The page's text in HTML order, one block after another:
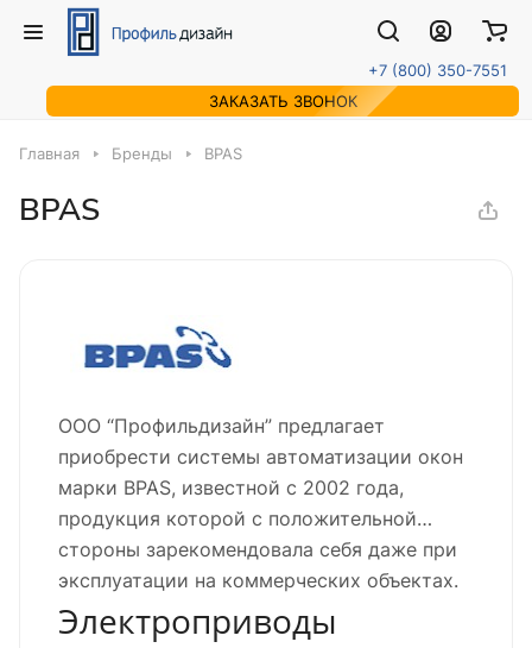
+7 (800) 350-7551
ЗАКАЗАТЬ ЗВОНОК
Главная Бренды BPAS
BPAS
ООО “Профильдизайн” предлагает
приобрести системы автоматизации окон
марки BPAS, известной с 2002 года,
продукция которой с положительной
стороны зарекомендовала себя даже при
эксплуатации на коммерческих объектах.
Электроприводы